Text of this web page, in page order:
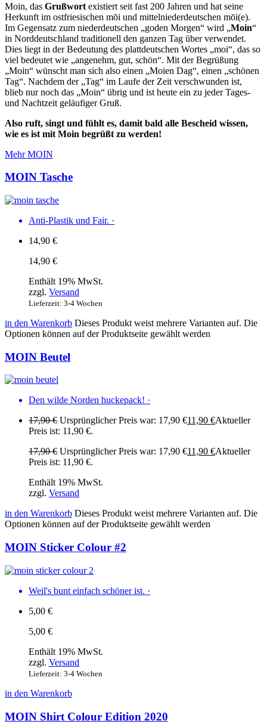
Moin, das Grußwort existiert seit fast 200 Jahren und hat seine
Herkunft im ostfriesischen mōi und mittelniederdeutschen mōi(e).
Im Gegensatz zum niederdeutschen „goden Morgen“ wird „Moin“
in Norddeutschland traditionell den ganzen Tag über verwendet.
Dies liegt in der Bedeutung des plattdeutschen Wortes „moi“, das so
viel bedeutet wie „angenehm, gut, schön“. Mit der Begrüßung
„Moin“ wünscht man sich also einen „Moien Dag“, einen „schönen
Tag“. Nachdem der „Tag“ im Laufe der Zeit verschwunden ist,
blieb nur noch das „Moin“ übrig und ist heute ein zu jeder Tages-
und Nachtzeit geläufiger Gruß.
Also ruft, singt und fühlt es, damit bald alle Bescheid wissen,
wie es ist mit Moin begrüßt zu werden!
Mehr MOIN
MOIN Tasche
Anti-Plastik und Fair. ·
14,90 €
14,90 €
Enthält 19% MwSt.
zzgl. Versand
Lieferzeit: 3-4 Wochen
in den Warenkorb Dieses Produkt weist mehrere Varianten auf. Die
Optionen können auf der Produktseite gewählt werden
MOIN Beutel
Den wilde Norden huckepack! ·
17,90€ Ursprünglicher Preis war: 17,90 €11,90 €Aktueller
Preis ist: 11,90 €.
17,90€ Ursprünglicher Preis war: 17,90 €11,90 €Aktueller
Preis ist: 11,90 €.
Enthält 19% MwSt.
zzgl. Versand
in den Warenkorb Dieses Produkt weist mehrere Varianten auf. Die
Optionen können auf der Produktseite gewählt werden
MOIN Sticker Colour #2
Weil's bunt einfach schöner ist. ·
5,00 €
5,00 €
Enthält 19% MwSt.
zzgl. Versand
Lieferzeit: 3-4 Wochen
in den Warenkorb
MOIN Shirt Colour Edition 2020